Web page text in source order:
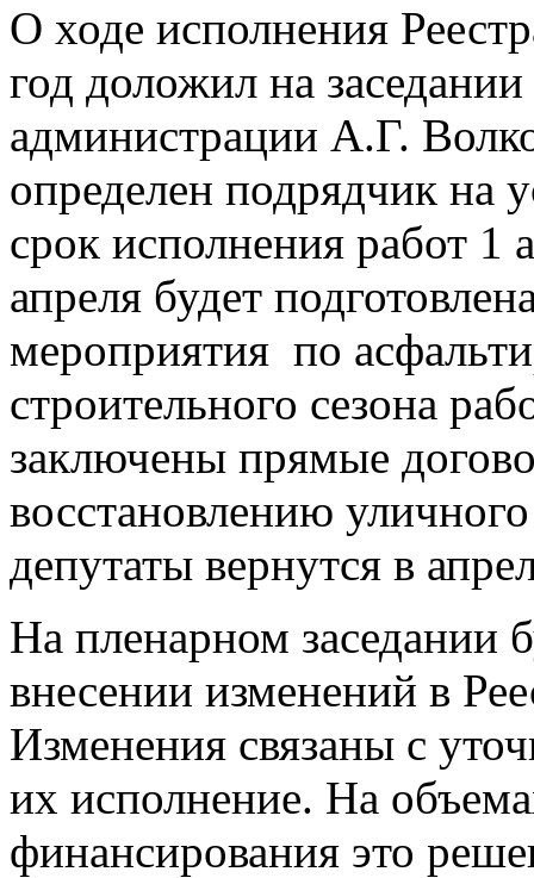
О ходе исполнения
год доложил на
администрации А.Г.
определен подрядчик на
срок исполнения работ 1
апреля будет
мероприятия по
строительного сезона
заключены прямые
восстановлению
депутаты вернутся в
На пленарном заседании
внесении изменений в
Изменения связаны с
их исполнение. На
финансирования это